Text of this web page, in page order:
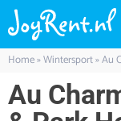
Home»Wintersport»Au
Au